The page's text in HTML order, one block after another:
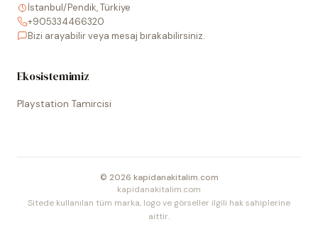
İstanbul/Pendik, Türkiye
+905334466320
Bizi arayabilir veya mesaj bırakabilirsiniz.
Ekosistemimiz
Playstation Tamircisi
© 2026 kapidanakitalim.com
kapidanakitalim.com
Sitede kullanılan tüm marka, logo ve görseller ilgili hak sahiplerine
aittir.